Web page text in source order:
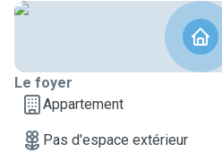
Le foyer
Appartement
Pas d'espace extérieur